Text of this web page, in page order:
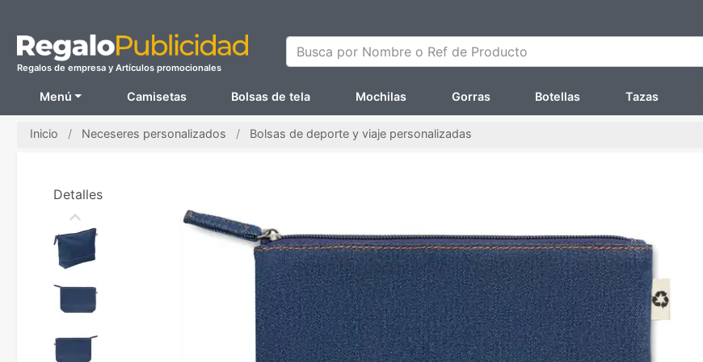
Regalos de empresa y Artículos promocionales
Busca por Nombre o Ref de Producto
Menú Camisetas Bolsas de tela Mochilas Gorras Botellas Tazas
Inicio Neceseres personalizados Bolsas de deporte y viaje personalizadas
Detalles